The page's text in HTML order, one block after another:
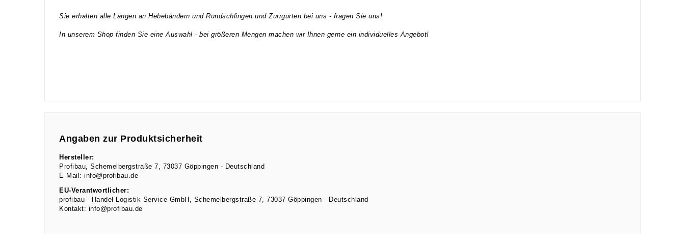
Sie erhalten alle Längen an Hebebändern und Rundschlingen und Zurrgurten bei uns - fragen Sie uns!
In unserem Shop finden Sie eine Auswahl - bei größeren Mengen machen wir Ihnen gerne ein individuelles Angebot!
Angaben zur Produktsicherheit
Hersteller:
Profibau
Schemelbergstraße 7 73037 Göppingen
Deutschland
E-Mail: info@profibau.de
EU-Verantwortlicher:
profibau - Handel Logistik Service GmbH
Schemelbergstraße 7 73037 Göppingen
Deutschland
Kontakt: info@profibau.de